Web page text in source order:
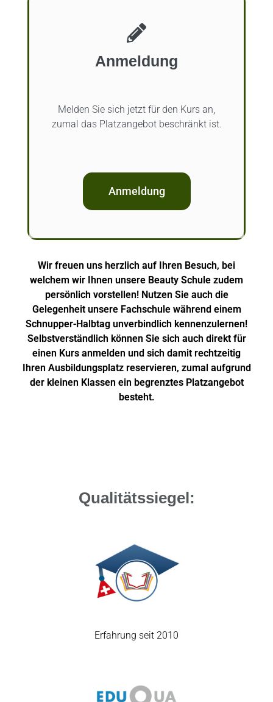
Anmeldung
Melden Sie sich jetzt für den Kurs an,
zumal das Platzangebot beschränkt ist.
Anmeldung
Wir freuen uns herzlich auf Ihren Besuch, bei
welchem wir Ihnen unsere Beauty Schule zudem
persönlich vorstellen! Nutzen Sie auch die
Gelegenheit unsere Fachschule während einem
Schnupper-Halbtag unverbindlich kennenzulernen!
Selbstverständlich können Sie sich auch direkt für
einen Kurs anmelden und sich damit rechtzeitig
Ihren Ausbildungsplatz reservieren, zumal aufgrund
der kleinen Klassen ein begrenztes Platzangebot
besteht.
Qualitätssiegel:
Erfahrung seit 2010